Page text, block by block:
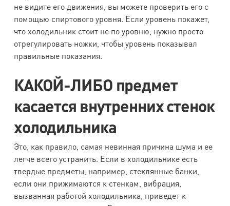
не видите его движения, вы можете проверить его с
помощью спиртового уровня. Если уровень покажет,
что холодильник стоит не по уровню, нужно просто
отрегулировать ножки, чтобы уровень показывал
правильные показания.
КАКОЙ-ЛИБО предмет
касается внутренних стенок
холодильника
Это, как правило, самая невинная причина шума и ее
легче всего устранить. Если в холодильнике есть
твердые предметы, например, стеклянные банки,
если они прижимаются к стенкам, вибрация,
вызванная работой холодильника, приведет к